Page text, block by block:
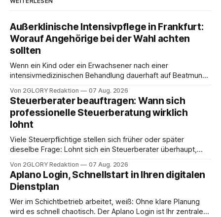
Außerklinische Intensivpflege in Frankfurt:
Worauf Angehörige bei der Wahl achten
sollten
Wenn ein Kind oder ein Erwachsener nach einer
intensivmedizinischen Behandlung dauerhaft auf Beatmung
angewiesen ist, stellt sich für Familien eine schwierige
Frage: Muss die Versorgung dauerhaft in der Klinik bleiben –
oder ist ein Leben zu Hause möglich? Die außerklinische
Intensivpflege bietet genau diese Alternative: Sie
Von 2GLORY Redaktion 07 Aug. 2026
Steuerberater beauftragen: Wann sich
professionelle Steuerberatung wirklich
lohnt
Viele Steuerpflichtige stellen sich früher oder später
dieselbe Frage: Lohnt sich ein Steuerberater überhaupt,
erledigen? Die kurze Antwort: Bei einfachen
Einkommensverhältnissen reicht häufig eine Steuersoftware
aus – sobald jedoch mehrere Einkunftsarten
zusammentreffen oder größere finanzielle Veränderungen
anstehen, zahlt sich professionelle Unterstützung meist
Von 2GLORY Redaktion 07 Aug. 2026
Aplano Login, Schnellstart in Ihren digitalen
Dienstplan
Wer im Schichtbetrieb arbeitet, weiß: Ohne klare Planung
wird es schnell chaotisch. Der Aplano Login ist Ihr zentraler